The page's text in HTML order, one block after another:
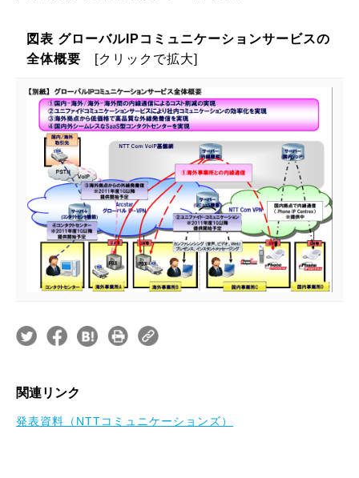
図表 グローバルIPコミュニケーションサービスの
全体概要 [クリックで拡大]
関連リンク
発表資料（NTTコミュニケーションズ）